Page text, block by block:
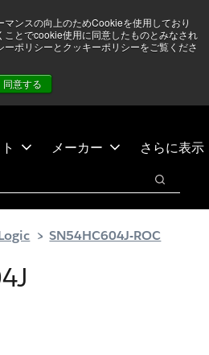
マンスの向上のためCookieを使用しており
ことでcookie使用に同意したものとみなされ
ポリシーとクッキーポリシーをご覧くださ
同意する
詳しい情報はこちら➜
メーカー さらに表示
検索
SN54HC604J-ROC